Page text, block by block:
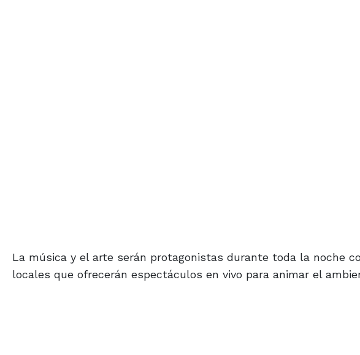
La música y el arte serán protagonistas durante toda la noche
locales que ofrecerán espectáculos en vivo para animar el